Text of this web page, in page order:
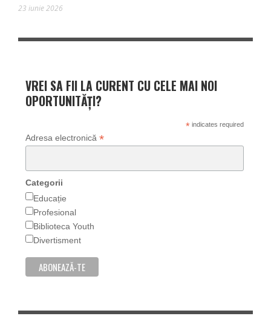
23 iunie 2026
VREI SA FII LA CURENT CU CELE MAI NOI
OPORTUNITĂȚI?
*indicates required
Adresa electronică *
Categorii
Educație
Profesional
Biblioteca Youth
Divertisment